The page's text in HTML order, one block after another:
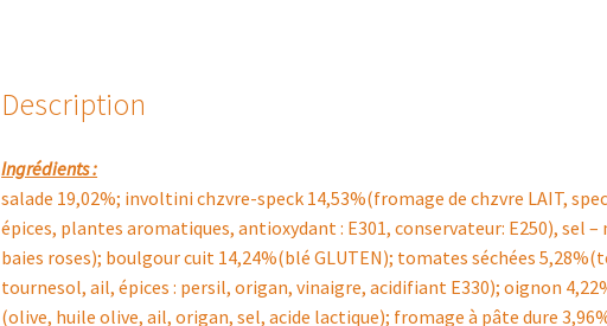
Description
Ingrédients :
salade 19,02%; involtini chzvre-speck 14,53%(fromage de chzvre LAIT,
épices, plantes aromatiques, antioxydant : E301, conservateur: E250), sel –
baies roses); boulgour cuit 14,24%(blé GLUTEN); tomates séchées
tournesol, ail, épices : persil, origan, vinaigre, acidifiant E330); oignon
(olive, huile olive, ail, origan, sel, acide lactique); fromage à pâte dure